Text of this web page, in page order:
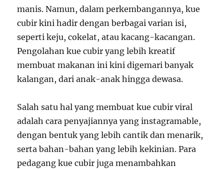
manis. Namun, dalam perkembangannya, kue
cubir kini hadir dengan berbagai varian isi,
seperti keju, cokelat, atau kacang-kacangan.
Pengolahan kue cubir yang lebih kreatif
membuat makanan ini kini digemari banyak
kalangan, dari anak-anak hingga dewasa.
Salah satu hal yang membuat kue cubir viral
adalah cara penyajiannya yang instagramable,
dengan bentuk yang lebih cantik dan menarik,
serta bahan-bahan yang lebih kekinian. Para
pedagang kue cubir juga menambahkan